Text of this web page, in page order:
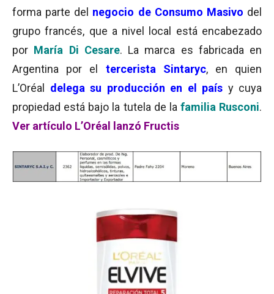
forma parte del negocio de Consumo Masivo del
grupo francés, que a nivel local está encabezado
por María Di Cesare. La marca es fabricada en
Argentina por el tercerista Sintaryc, en quien
L’Oréal delega su producción en el país y cuya
propiedad está bajo la tutela de la familia Rusconi.
Ver artículo L’Oréal lanzó Fructis